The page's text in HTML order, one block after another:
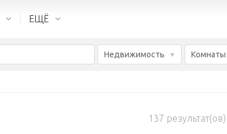
ЕЩЁ
Недвижимость Комнаты
137 результат(ов)